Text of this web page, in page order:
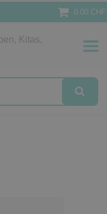
0.00 CHF
Kitas,